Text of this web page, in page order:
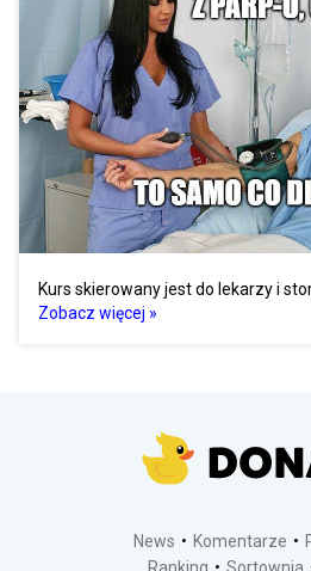
Kurs skierowany jest do lekarzy i
Zobacz więcej »
News Komentarze